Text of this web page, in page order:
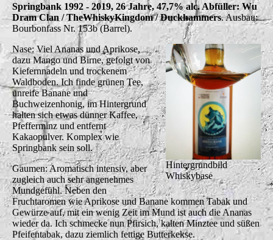
Springbank 1992 - 2019, 26 Jahre, 47,7% alc. Abfüller: Wu
Dram Clan / TheWhiskyKingdom / Duckhammers. Ausbau:
Bourbonfass Nr. 153b (Barrel).
Hintergrundbild
Whiskybase
Nase: Viel Ananas und Aprikose,
dazu Mango und Birne, gefolgt von
Kiefernnadeln und trockenem
Waldboden. Ich finde grünen Tee,
unreife Banane und
Buchweizenhonig, im Hintergrund
halten sich etwas dünner Kaffee,
Pfefferminz und entfernt
Kakaopulver. Komplex wie
Springbank sein soll.
Gaumen: Aromatisch intensiv, aber
zugleich auch sehr angenehmes
Mundgefühl. Neben den
Fruchtaromen wie Aprikose und Banane kommen Tabak und
Gewürze auf, mit ein wenig Zeit im Mund ist auch die Ananas
wieder da. Ich schmecke nun Pfirsich, kalten Minztee und süßen
Pfeifentabak, dazu ziemlich fettige Butterkekse.